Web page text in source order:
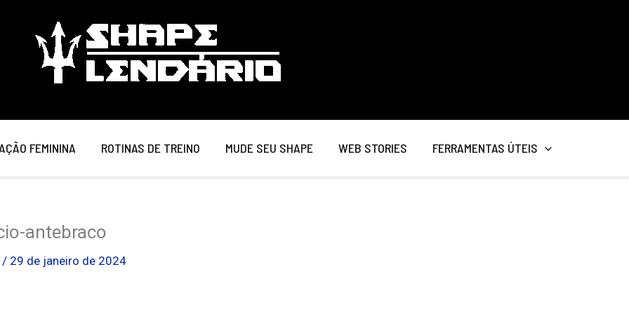
FEMININA ROTINAS DE TREINO MUDE SEU SHAPE WEB STORIES FERRAMENTAS ÚTEIS
antebraco
/ 29 de janeiro de 2024